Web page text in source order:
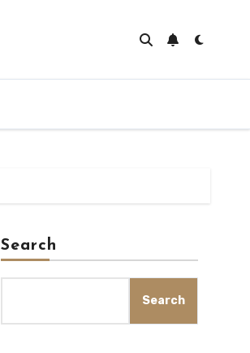
Search
Search